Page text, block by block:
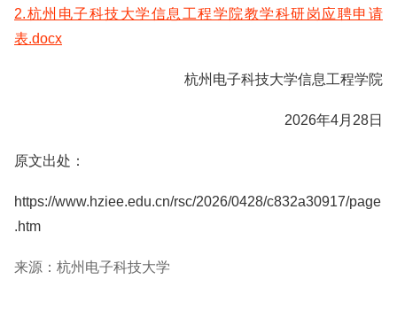
2.杭州电子科技大学信息工程学院教学科研岗应聘申请
表.docx
杭州电子科技大学信息工程学院
2026年4月28日
原文出处：
https://www.hziee.edu.cn/rsc/2026/0428/c832a30917/page
.htm
来源：杭州电子科技大学